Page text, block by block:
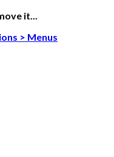
it...
> Menus